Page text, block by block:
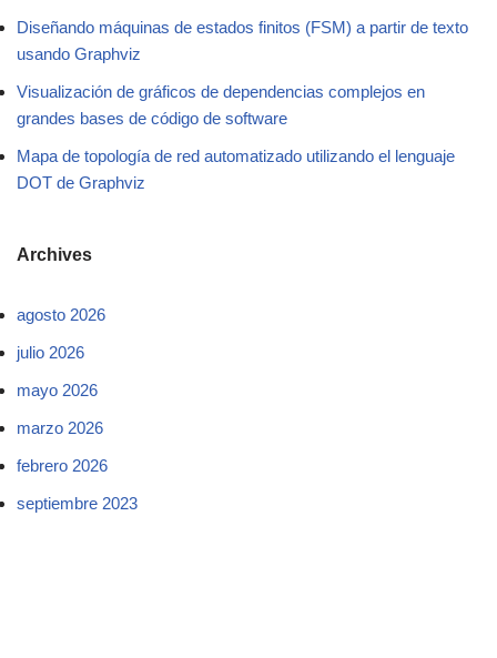
Diseñando máquinas de estados finitos (FSM) a partir de texto
usando Graphviz
Visualización de gráficos de dependencias complejos en
grandes bases de código de software
Mapa de topología de red automatizado utilizando el lenguaje
DOT de Graphviz
Archives
agosto 2026
julio 2026
mayo 2026
marzo 2026
febrero 2026
septiembre 2023